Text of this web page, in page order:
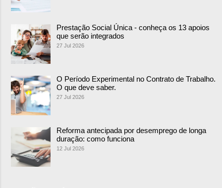
Prestação Social Única - conheça os 13 apoios
que serão integrados
27 Jul 2026
O Período Experimental no Contrato de Trabalho.
O que deve saber.
27 Jul 2026
Reforma antecipada por desemprego de longa
duração: como funciona
12 Jul 2026